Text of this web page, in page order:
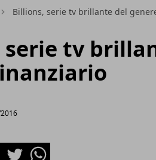
Billions, serie tv brillante del
serie tv
TwitterWhatsapp